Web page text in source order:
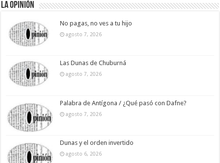
La Opinión
No pagas, no ves a tu hijo
agosto 7, 2026
Las Dunas de Chuburná
agosto 7, 2026
Palabra de Antígona / ¿Qué pasó con Dafne?
agosto 7, 2026
Dunas y el orden invertido
agosto 6, 2026